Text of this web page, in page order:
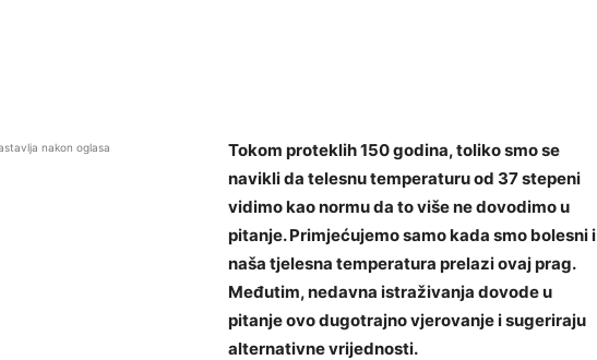
nakon oglasa
Tokom proteklih 150 godina, toliko smo se
navikli da telesnu temperaturu od 37 stepeni
vidimo kao normu da to više ne dovodimo u
pitanje. Primjećujemo samo kada smo bolesni i
naša tjelesna temperatura prelazi ovaj prag.
Međutim, nedavna istraživanja dovode u
pitanje ovo dugotrajno vjerovanje i sugeriraju
alternativne vrijednosti.